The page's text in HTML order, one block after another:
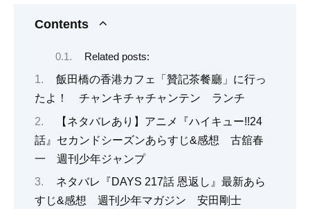
Contents
Related posts:
飯田橋の香港カフェ「贊記茶餐廳」に行っ
たよ！ チャンキチャチャンテン ランチ
【ネタバレあり】アニメ『ハイキュー!!24
話』セカンドシーズンあらすじ&感想 古舘春
一 週刊少年ジャンプ
ネタバレ『DAYS 217話 恩返し』最新あら
すじ&感想 週刊少年マガジン 安田剛士